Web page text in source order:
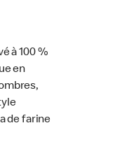
à 100 %
en
de farine